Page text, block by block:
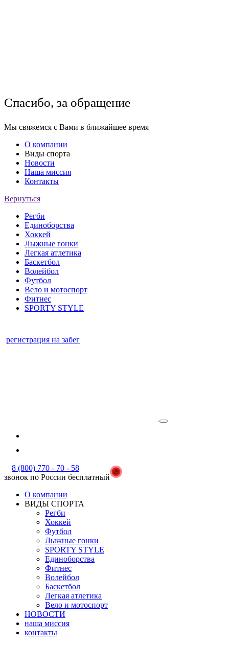
Спасибо, за обращение
Мы свяжемся с Вами в ближайшее время
О компании
Виды спорта
Новости
Наша миссия
Контакты
Вернуться
Регби
Единоборства
Хоккей
Лыжные гонки
Легкая атлетика
Баскетбол
Волейбол
Футбол
Вело и мотоспорт
Фитнес
SPORTY STYLE
регистрация на забег
8 (800) 770 - 70 - 58
звонок по России бесплатный
О компании
ВИДЫ СПОРТА
Регби
Хоккей
Футбол
Лыжные гонки
SPORTY STYLE
Единоборства
Фитнес
Волейбол
Баскетбол
Легкая атлетика
Вело и мотоспорт
НОВОСТИ
наша миссия
контакты